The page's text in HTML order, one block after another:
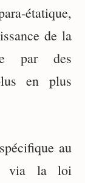
étatique,
de la
par des
en plus
au
via la loi